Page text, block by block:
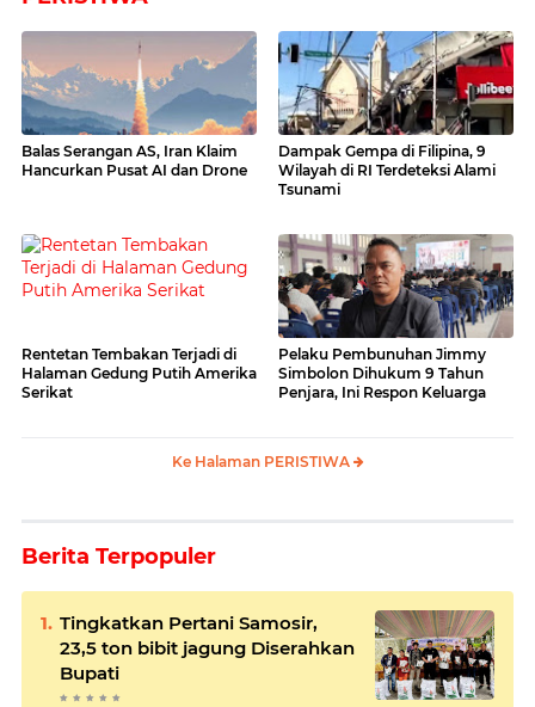
Balas Serangan AS, Iran Klaim
Hancurkan Pusat AI dan Drone
Dampak Gempa di Filipina, 9
Wilayah di RI Terdeteksi Alami
Tsunami
Rentetan Tembakan Terjadi di
Halaman Gedung Putih Amerika
Serikat
Pelaku Pembunuhan Jimmy
Simbolon Dihukum 9 Tahun
Penjara, Ini Respon Keluarga
Ke Halaman PERISTIWA
Berita Terpopuler
Tingkatkan Pertani Samosir,
23,5 ton bibit jagung Diserahkan
Bupati